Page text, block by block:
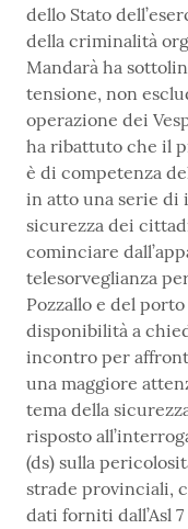
dello Stato
della criminalità
Mandarà ha
tensione, non
operazione dei
ha ribattuto che il
è di competenza
in atto una serie di
sicurezza dei
cominciare
telesorveglianza
Pozzallo e del
disponibilità a
incontro per
una maggiore
tema della
risposto
(ds) sulla
strade provinciali,
dati forniti dall’Asl